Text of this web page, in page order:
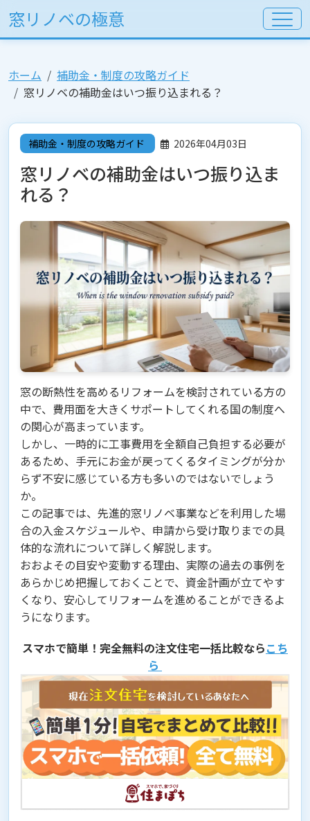
窓リノベの極意
ホーム
補助金・制度の攻略ガイド
窓リノベの補助金はいつ振り込まれる？
補助金・制度の攻略ガイド 2026年04月03日
窓リノベの補助金はいつ振り込ま
れる？
窓の断熱性を高めるリフォームを検討されている方の
中で、費用面を大きくサポートしてくれる国の制度へ
の関心が高まっています。
しかし、一時的に工事費用を全額自己負担する必要が
あるため、手元にお金が戻ってくるタイミングが分か
らず不安に感じている方も多いのではないでしょう
か。
この記事では、先進的窓リノベ事業などを利用した場
合の入金スケジュールや、申請から受け取りまでの具
体的な流れについて詳しく解説します。
おおよその目安や変動する理由、実際の過去の事例を
あらかじめ把握しておくことで、資金計画が立てやす
くなり、安心してリフォームを進めることができるよ
うになります。
スマホで簡単！完全無料の注文住宅一括比較ならこち
ら